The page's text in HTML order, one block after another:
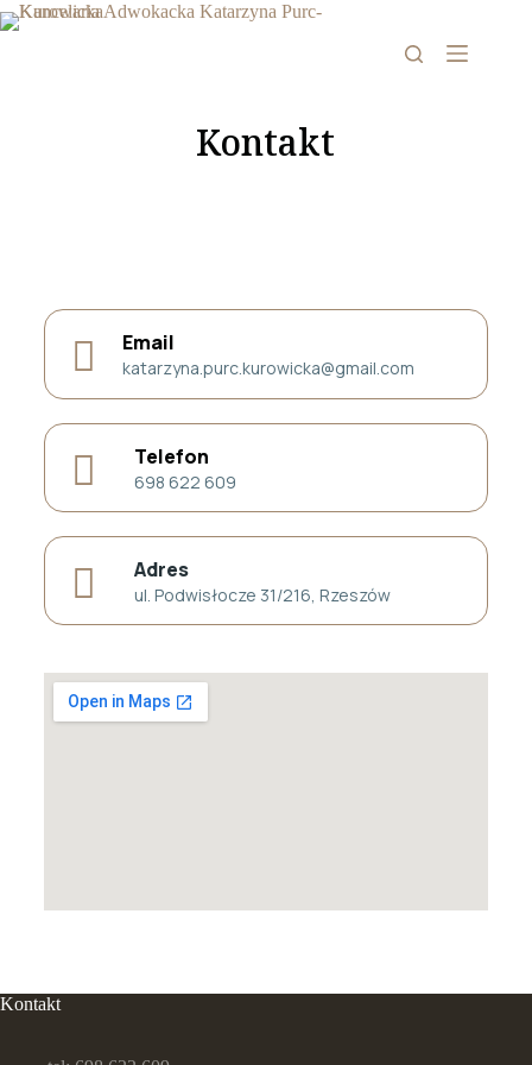
Kontakt
Email
katarzyna.purc.kurowicka@gmail.com
Telefon
698 622 609
Adres
ul. Podwisłocze 31/216, Rzeszów
Kontakt